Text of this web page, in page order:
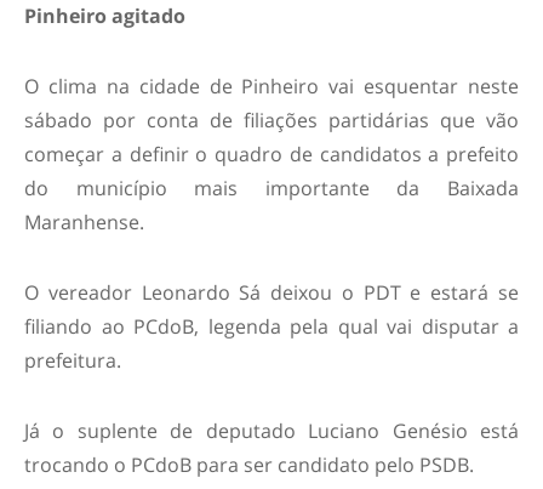
Pinheiro agitado
O clima na cidade de Pinheiro vai esquentar neste
sábado por conta de filiações partidárias que vão
começar a definir o quadro de candidatos a prefeito
do município mais importante da Baixada
Maranhense.
O vereador Leonardo Sá deixou o PDT e estará se
filiando ao PCdoB, legenda pela qual vai disputar a
prefeitura.
Já o suplente de deputado Luciano Genésio está
trocando o PCdoB para ser candidato pelo PSDB.